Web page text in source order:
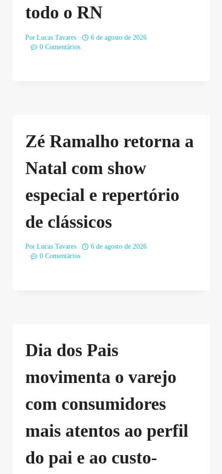
todo o RN
Por Lucas Tavares
6 de agosto de 2026
0 Comentários
Zé Ramalho retorna a
Natal com show
especial e repertório
de clássicos
Por Lucas Tavares
6 de agosto de 2026
0 Comentários
Dia dos Pais
movimenta o varejo
com consumidores
mais atentos ao perfil
do pai e ao custo-